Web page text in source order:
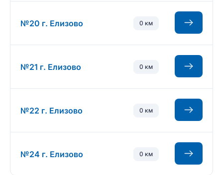
№20 г. Елизово 0 км
№21 г. Елизово 0 км
№22 г. Елизово 0 км
№24 г. Елизово 0 км